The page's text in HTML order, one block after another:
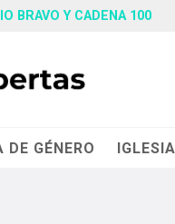
BRAVO Y CADENA 100
DE GÉNERO IGLESIA